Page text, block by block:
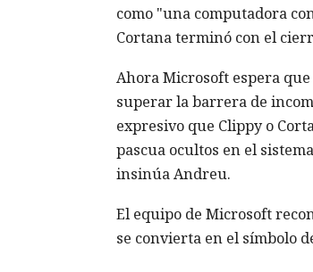
como "una computadora
Cortana terminó con el
Ahora Microsoft espera
superar la barrera de
expresivo que Clippy o
pascua ocultos en el
insinúa Andreu.
El equipo de Microsoft
se convierta en el símbolo